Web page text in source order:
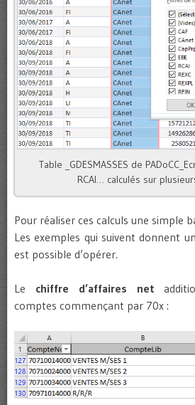
Table _GDESMASSES de
RCAI… calculés sur
Pour réaliser ces calculs une simple
Les exemples qui suivent donnent
est possible d’opérer.
Le chiffre d’affaires net
comptes commençant par 70x :